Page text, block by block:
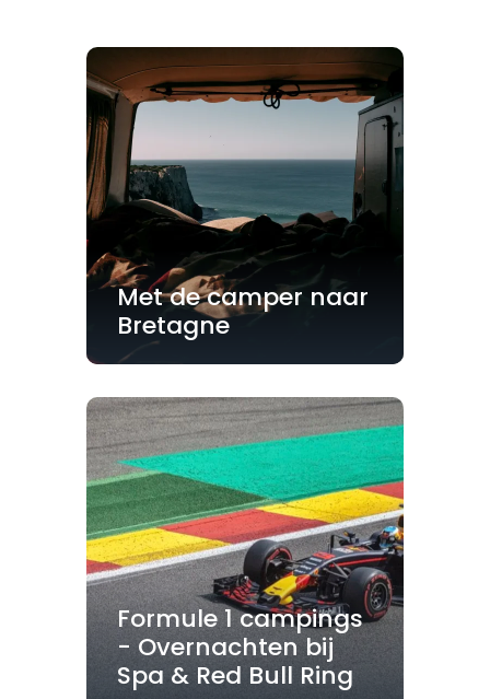
Met de camper naar
Bretagne
Formule 1 campings
- Overnachten bij
Spa & Red Bull Ring